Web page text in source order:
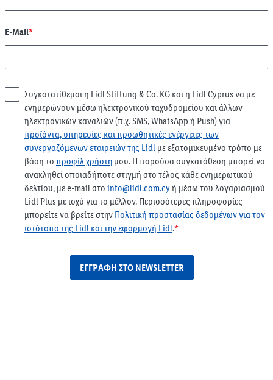
E-Mail*
Συγκατατίθεμαι η Lidl Stiftung & Co. KG και η Lidl Cyprus να με
ενημερώνουν μέσω ηλεκτρονικού ταχυδρομείου και άλλων
ηλεκτρονικών καναλιών (π.χ. SMS, WhatsApp ή Push) για
προϊόντα, υπηρεσίες και προωθητικές ενέργειες των
συνεργαζόμενων εταιρειών της Lidl με εξατομικευμένο τρόπο με
βάση το προφίλ χρήστη μου. H παρούσα συγκατάθεση μπορεί να
ανακληθεί οποιαδήποτε στιγμή στο τέλος κάθε ενημερωτικού
δελτίου, με e-mail στο info@lidl.com.cy ή μέσω του λογαριασμού
Lidl Plus με ισχύ για το μέλλον. Περισσότερες πληροφορίες
μπορείτε να βρείτε στην Πολιτική προστασίας δεδομένων για τον
ιστότοπο της Lidl και την εφαρμογή Lidl.*
ΕΓΓΡΑΦΉ ΣΤΟ NEWSLETTER